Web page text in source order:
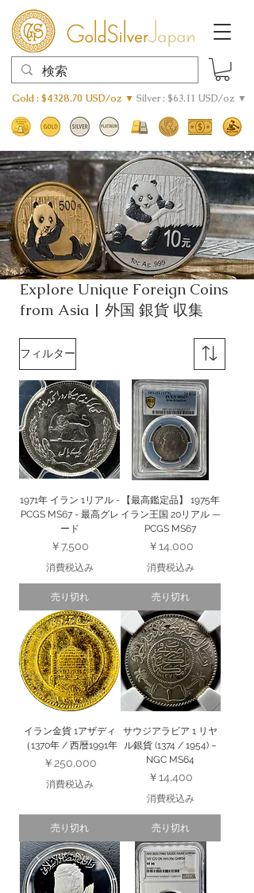
Gold : $4328.70 USD/oz ▼ Silver : $63.11 USD/oz ▼
Explore Unique Foreign Coins
from Asia | 外国 銀貨 収集
フィルター
1971年 イラン 1リアル -
PCGS MS67 - 最高グレ
ード
価格
￥7,500
消費税込み
売り切れ
【最高鑑定品】 1975年
イラン王国 20リアル —
PCGS MS67
価格
￥14,000
消費税込み
売り切れ
イラン金貨 1アザディ
（1370年 / 西暦1991年
価格
￥250,000
消費税込み
売り切れ
サウジアラビア 1 リヤ
ル銀貨 (1374 / 1954) –
NGC MS64
価格
￥14,400
消費税込み
売り切れ